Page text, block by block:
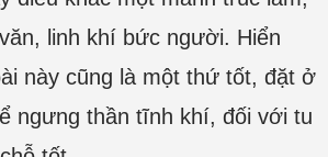
linh khí bức người. Hiển
này cũng là một thứ tốt, đặt ở
ngưng thần tĩnh khí, đối với tu